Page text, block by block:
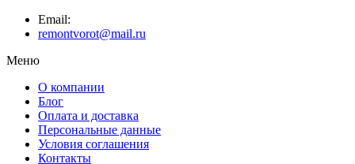
Email:
remontvorot@mail.ru
Меню
О компании
Блог
Оплата и доставка
Персональные данные
Условия соглашения
Контакты